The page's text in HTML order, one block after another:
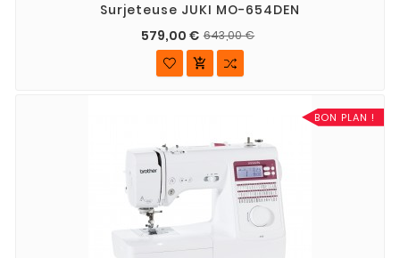
Surjeteuse JUKI MO-654DEN
579,00 € 643,00 €

BON PLAN !